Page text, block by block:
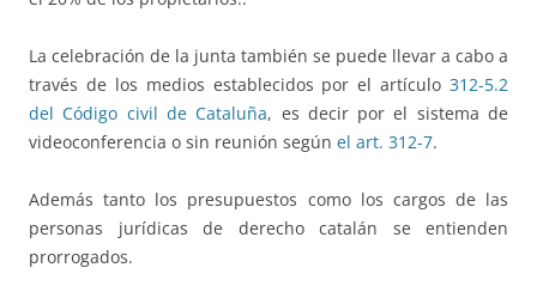
La celebración de la junta también se puede llevar a cabo a
través de los medios establecidos por el artículo 312-5.2
del Código civil de Cataluña, es decir por el sistema de
videoconferencia o sin reunión según el art. 312-7.
Además tanto los presupuestos como los cargos de las
personas jurídicas de derecho catalán se entienden
prorrogados.